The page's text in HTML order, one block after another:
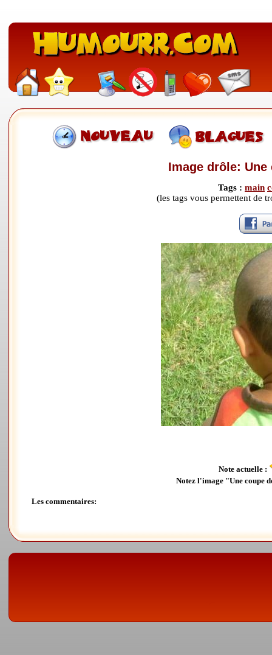
Image drôle:
Tags : main
(les tags vous permettent de
Note actuelle :
Notez l'image "Une coupe
Les commentaires: